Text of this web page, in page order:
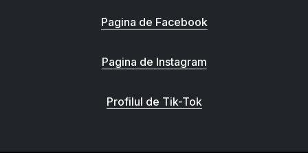
Pagina de Facebook
Pagina de Instagram
Profilul de Tik-Tok